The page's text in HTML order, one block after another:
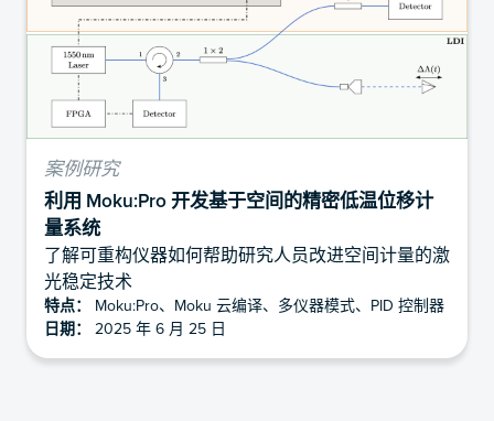
案例研究
利用 Moku:Pro 开发基于空间的精密低温位移计
量系统
了解可重构仪器如何帮助研究人员改进空间计量的激
光稳定技术
特点：
Moku:Pro、Moku 云编译、多仪器模式、PID 控制器
日期：
2025 年 6 月 25 日